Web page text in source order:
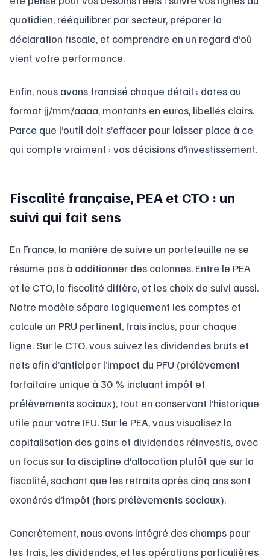
quotidien, rééquilibrer par secteur, préparer la
déclaration fiscale, et comprendre en un regard d’où
vient votre performance.
Enfin, nous avons francisé chaque détail : dates au
format jj/mm/aaaa, montants en euros, libellés clairs.
Parce que l’outil doit s’effacer pour laisser place à ce
qui compte vraiment : vos décisions d’investissement.
Fiscalité française, PEA et CTO : un
suivi qui fait sens
En France, la manière de suivre un portefeuille ne se
résume pas à additionner des colonnes. Entre le PEA
et le CTO, la fiscalité diffère, et les choix de suivi aussi.
Notre modèle sépare logiquement les comptes et
calcule un PRU pertinent, frais inclus, pour chaque
ligne. Sur le CTO, vous suivez les dividendes bruts et
nets afin d’anticiper l’impact du PFU (prélèvement
forfaitaire unique à 30 % incluant impôt et
prélèvements sociaux), tout en conservant l’historique
utile pour votre IFU. Sur le PEA, vous visualisez la
capitalisation des gains et dividendes réinvestis, avec
un focus sur la discipline d’allocation plutôt que sur la
fiscalité, sachant que les retraits après cinq ans sont
exonérés d’impôt (hors prélèvements sociaux).
Concrètement, nous avons intégré des champs pour
les frais, les dividendes, et les opérations particulières